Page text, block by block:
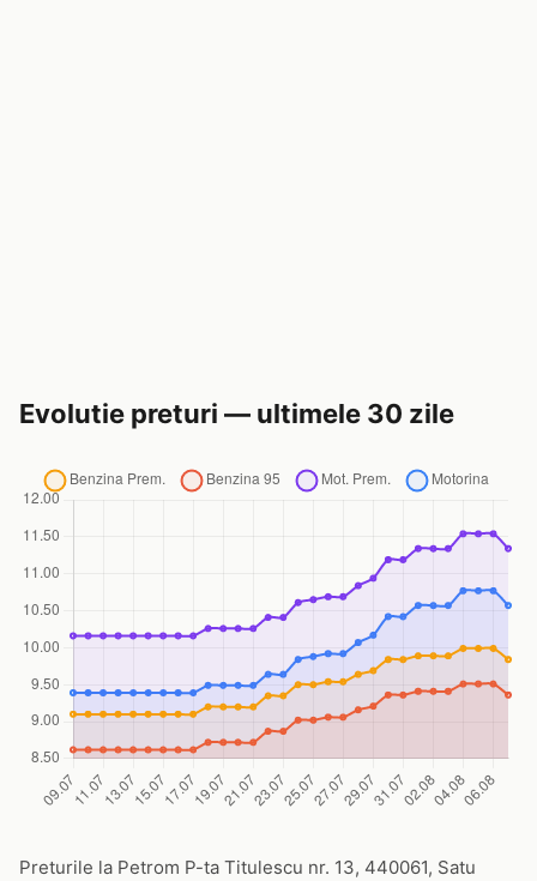
Evolutie preturi — ultimele 30 zile
Preturile la Petrom P-ta Titulescu nr. 13, 440061, Satu